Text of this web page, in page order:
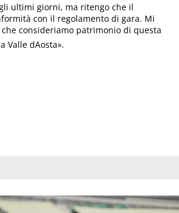
ultimi giorni, ma ritengo che il
con il regolamento di gara. Mi
che consideriamo patrimonio di questa
dAosta».